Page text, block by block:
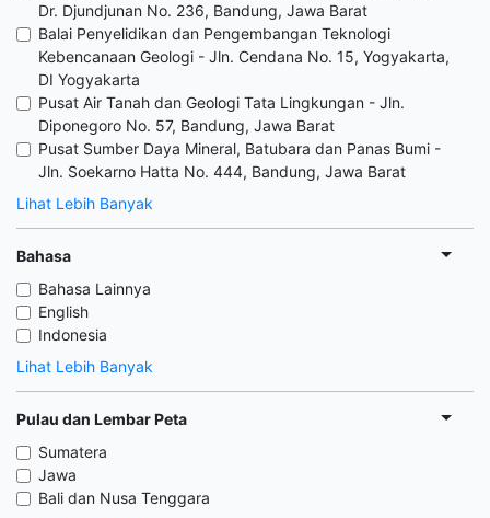
Dr. Djundjunan No. 236, Bandung, Jawa Barat
Balai Penyelidikan dan Pengembangan Teknologi
Kebencanaan Geologi - Jln. Cendana No. 15, Yogyakarta,
DI Yogyakarta
Pusat Air Tanah dan Geologi Tata Lingkungan - Jln.
Diponegoro No. 57, Bandung, Jawa Barat
Pusat Sumber Daya Mineral, Batubara dan Panas Bumi -
Jln. Soekarno Hatta No. 444, Bandung, Jawa Barat
Lihat Lebih Banyak
Bahasa
Bahasa Lainnya
English
Indonesia
Lihat Lebih Banyak
Pulau dan Lembar Peta
Sumatera
Jawa
Bali dan Nusa Tenggara